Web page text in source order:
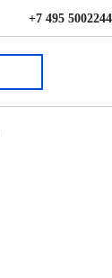
+7 495 5002244